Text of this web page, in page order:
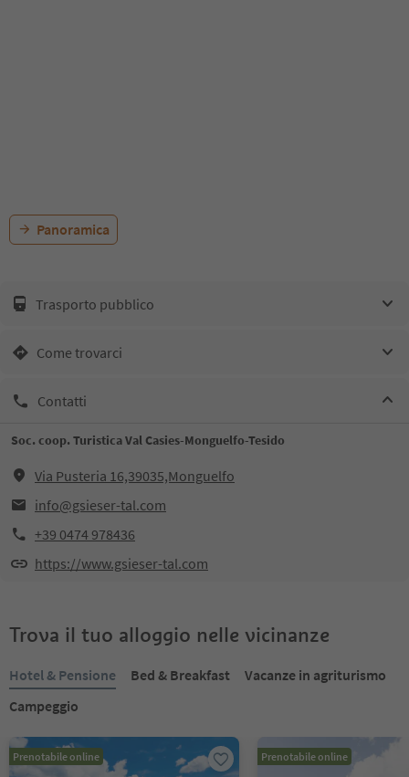
Panoramica
Trasporto pubblico
Come trovarci
Contatti
Soc. coop. Turistica Val Casies-Monguelfo-Tesido
Via Pusteria 16,39035,Monguelfo
info@gsieser-tal.com
+39 0474 978436
https://www.gsieser-tal.com
Trova il tuo alloggio nelle vicinanze
Hotel & Pensione Bed & Breakfast
Vacanze in agriturismo
Campeggio
Prenotabile online Prenotabile online